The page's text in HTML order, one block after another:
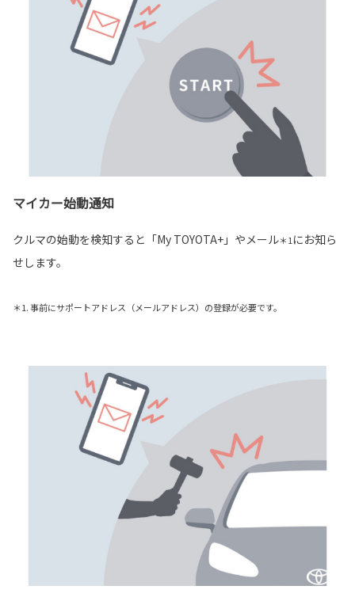
マイカー始動通知
クルマの始動を検知すると「My TOYOTA+」やメール＊1にお知ら
せします。
＊1. 事前にサポートアドレス（メールアドレス）の登録が必要です。